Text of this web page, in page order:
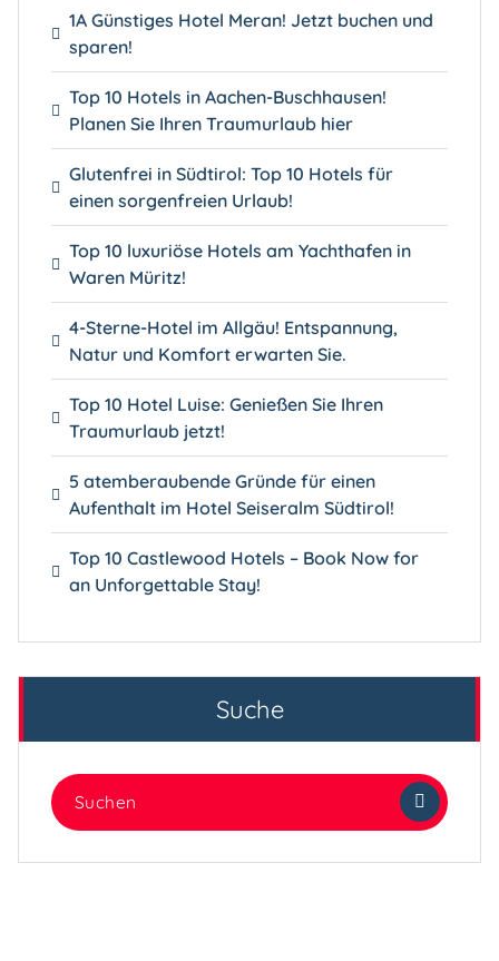
1A Günstiges Hotel Meran! Jetzt buchen und
sparen!
Top 10 Hotels in Aachen-Buschhausen!
Planen Sie Ihren Traumurlaub hier
Glutenfrei in Südtirol: Top 10 Hotels für
einen sorgenfreien Urlaub!
Top 10 luxuriöse Hotels am Yachthafen in
Waren Müritz!
4-Sterne-Hotel im Allgäu! Entspannung,
Natur und Komfort erwarten Sie.
Top 10 Hotel Luise: Genießen Sie Ihren
Traumurlaub jetzt!
5 atemberaubende Gründe für einen
Aufenthalt im Hotel Seiseralm Südtirol!
Top 10 Castlewood Hotels – Book Now for
an Unforgettable Stay!
Suche
Suchen
nach: